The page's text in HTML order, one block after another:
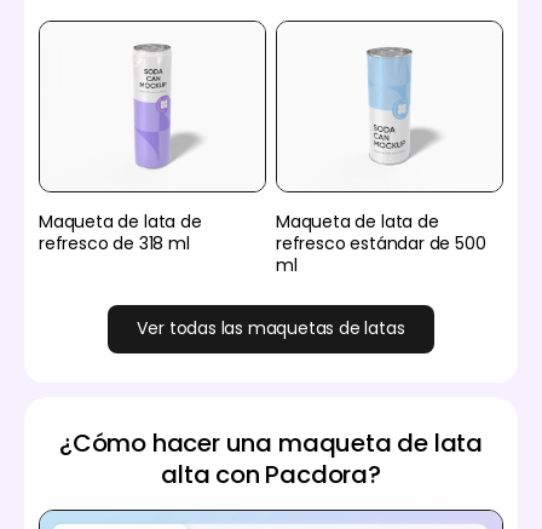
Maqueta de lata de
refresco de 318 ml
Maqueta de lata de
refresco estándar de 500
ml
Ver todas las maquetas de latas
¿Cómo hacer una maqueta de lata
alta con Pacdora?